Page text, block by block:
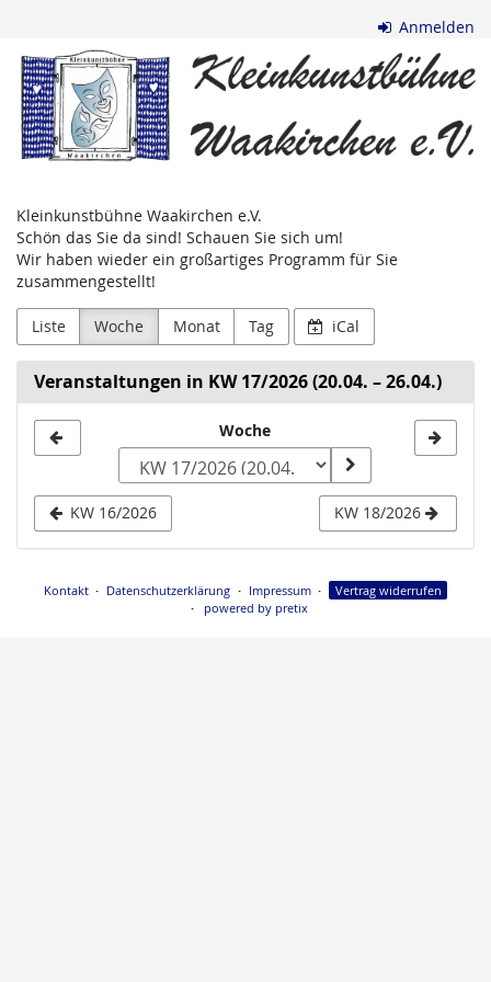
Inhalt
springen
Anmelden
Kleinkunstbühne
Waakirchen
e.V.
Kleinkunstbühne Waakirchen e.V.
Schön das Sie da sind! Schauen Sie sich um!
Wir haben wieder ein großartiges Programm für Sie
zusammengestellt!
Liste Woche Monat Tag iCal
Veranstaltungen in KW 17/2026 (20.04. – 26.04.)
zur
Anzeige
auswählen
Woche
KW 16/2026 KW 18/2026
Kontakt Datenschutzerklärung Impressum
Vertrag widerrufen
powered by pretix